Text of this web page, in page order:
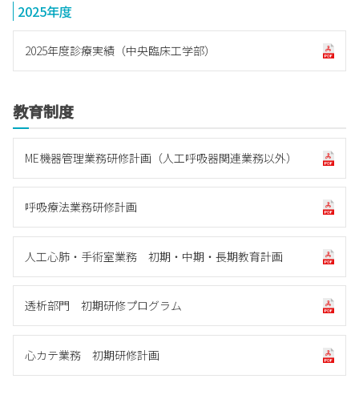
2025年度
2025年度診療実績（中央臨床工学部）
教育制度
ME機器管理業務研修計画（人工呼吸器関連業務以外）
呼吸療法業務研修計画
人工心肺・手術室業務 初期・中期・長期教育計画
透析部門 初期研修プログラム
心カテ業務 初期研修計画